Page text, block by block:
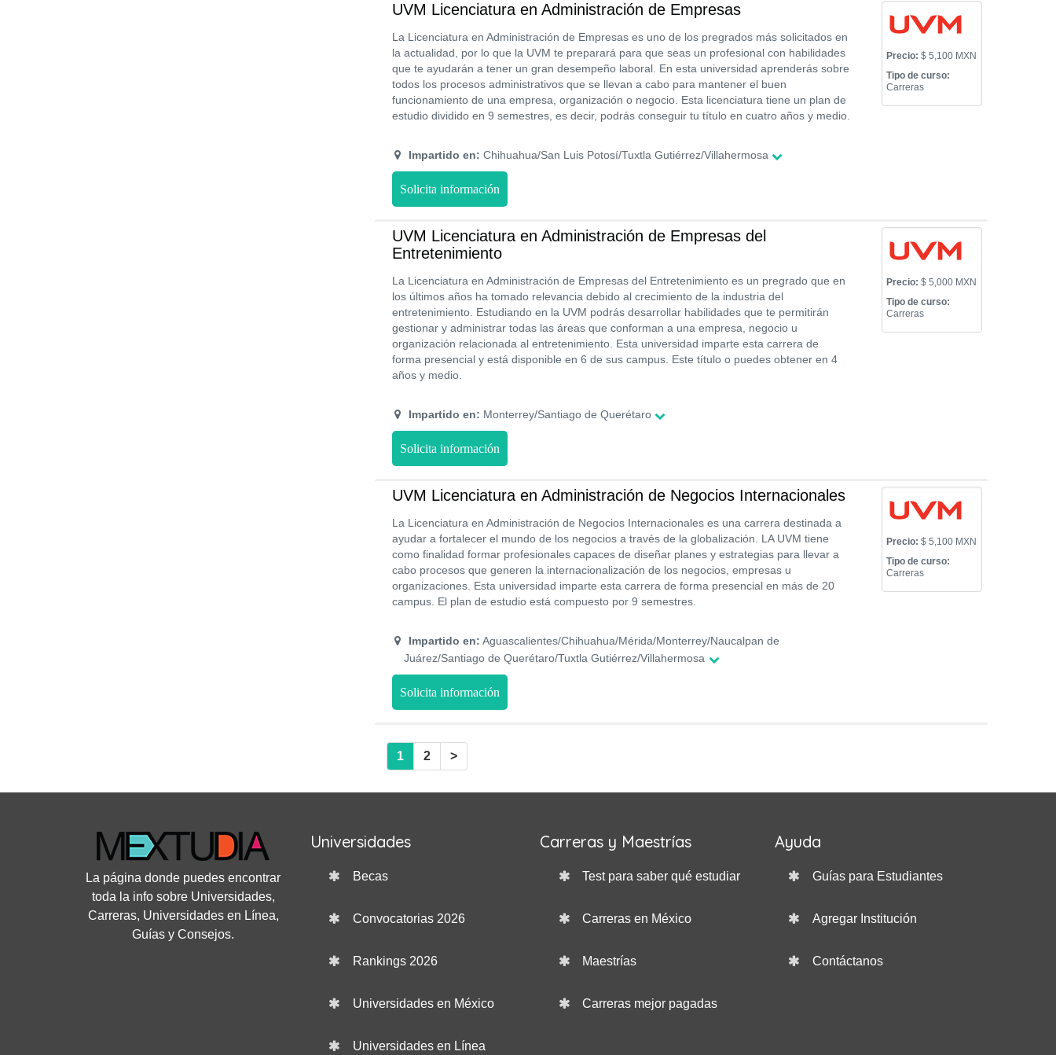
UVM Licenciatura en Administración de Empresas
La Licenciatura en Administración de Empresas es uno de los pregrados más solicitados en
la actualidad, por lo que la UVM te preparará para que seas un profesional con habilidades
que te ayudarán a tener un gran desempeño laboral. En esta universidad aprenderás sobre
todos los procesos administrativos que se llevan a cabo para mantener el buen
funcionamiento de una empresa, organización o negocio. Esta licenciatura tiene un plan de
estudio dividido en 9 semestres, es decir, podrás conseguir tu título en cuatro años y medio.
Impartido en: Chihuahua/San Luis Potosí/Tuxtla Gutiérrez/Villahermosa
Precio: $ 5,100 MXN
Tipo de curso:
Carreras
Solicita información
UVM Licenciatura en Administración de Empresas del
Entretenimiento
La Licenciatura en Administración de Empresas del Entretenimiento es un pregrado que en
los últimos años ha tomado relevancia debido al crecimiento de la industria del
entretenimiento. Estudiando en la UVM podrás desarrollar habilidades que te permitirán
gestionar y administrar todas las áreas que conforman a una empresa, negocio u
organización relacionada al entretenimiento. Esta universidad imparte esta carrera de
forma presencial y está disponible en 6 de sus campus. Este título o puedes obtener en 4
años y medio.
Impartido en: Monterrey/Santiago de Querétaro
Precio: $ 5,000 MXN
Tipo de curso:
Carreras
Solicita información
UVM Licenciatura en Administración de Negocios Internacionales
La Licenciatura en Administración de Negocios Internacionales es una carrera destinada a
ayudar a fortalecer el mundo de los negocios a través de la globalización. LA UVM tiene
como finalidad formar profesionales capaces de diseñar planes y estrategias para llevar a
cabo procesos que generen la internacionalización de los negocios, empresas u
organizaciones. Esta universidad imparte esta carrera de forma presencial en más de 20
campus. El plan de estudio está compuesto por 9 semestres.
Impartido en: Aguascalientes/Chihuahua/Mérida/Monterrey/Naucalpan de
Juárez/Santiago de Querétaro/Tuxtla Gutiérrez/Villahermosa
Precio: $ 5,100 MXN
Tipo de curso:
Carreras
Solicita información
1 2 >
La página donde puedes encontrar
toda la info sobre Universidades,
Carreras, Universidades en Línea,
Guías y Consejos.
Universidades
Becas
Convocatorias 2026
Rankings 2026
Universidades en México
Universidades en Línea
Carreras y Maestrías
Test para saber qué estudiar
Carreras en México
Maestrías
Carreras mejor pagadas
Ayuda
Guías para Estudiantes
Agregar Institución
Contáctanos